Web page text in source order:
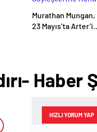
Murathan Mungan,
23 Mayıs’ta Arter’in
Haber
HIZLI YORUM YAP